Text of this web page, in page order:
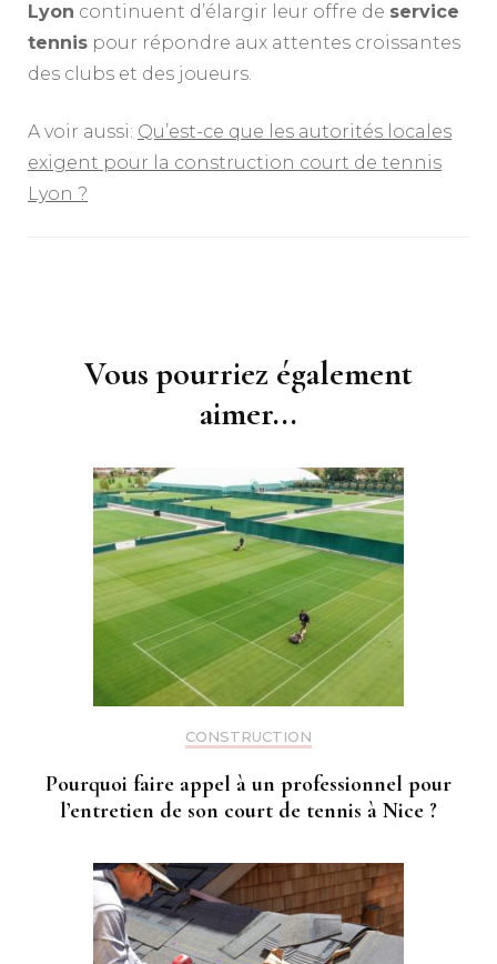
Lyon continuent d’élargir leur offre de service
tennis pour répondre aux attentes croissantes
des clubs et des joueurs.
A voir aussi: Qu’est-ce que les autorités locales
exigent pour la construction court de tennis
Lyon ?
Vous pourriez également
aimer...
CONSTRUCTION
Pourquoi faire appel à un professionnel pour
l’entretien de son court de tennis à Nice ?